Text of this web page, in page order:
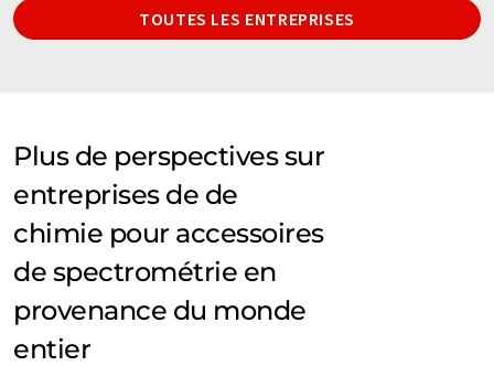
TOUTES LES ENTREPRISES
Plus de perspectives sur
entreprises de de
chimie pour accessoires
de spectrométrie en
provenance du monde
entier